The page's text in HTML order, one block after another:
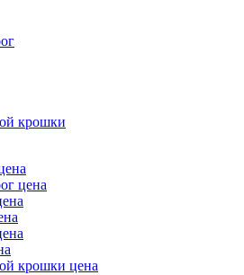
крошки
цена
крошки цена